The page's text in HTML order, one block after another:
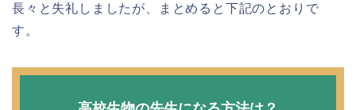
長々と失礼しましたが、まとめると下記のとおりで
す。